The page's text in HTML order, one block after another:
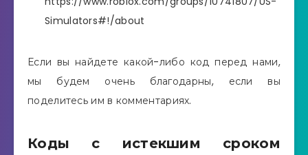
Simulators#!/about
Если вы найдете какой-либо код перед нами,
мы будем очень благодарны, если вы
поделитесь им в комментариях.
Коды с истекшим сроком